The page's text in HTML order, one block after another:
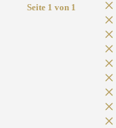
Seite 1 von 1